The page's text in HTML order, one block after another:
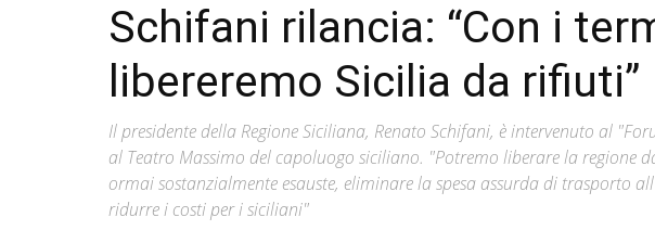
Schifani rilancia: “Con i
libereremo Sicilia da rifiuti”
Il presidente della Regione Siciliana, Renato Schifani, è intervenuto al
al Teatro Massimo del capoluogo siciliano. "Potremo liberare la regione
ormai sostanzialmente esauste, eliminare la spesa assurda di trasporto
ridurre i costi per i siciliani"